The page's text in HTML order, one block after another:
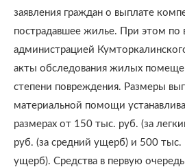
заявления граждан о выплате
пострадавшее жилье. При этом по
администрацией
акты обследования жилых
степени повреждения. Размеры
материальной помощи
размерах от 150 тыс. руб. (за
руб. (за средний ущерб) и 500 тыс.
ущерб). Средства в первую